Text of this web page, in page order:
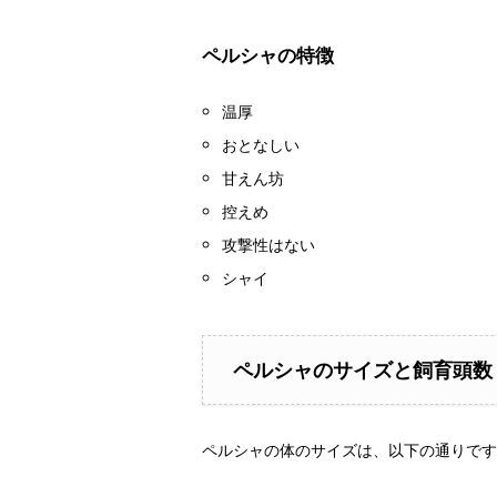
ペルシャの特徴
温厚
おとなしい
甘えん坊
控えめ
攻撃性はない
シャイ
ペルシャのサイズと飼育頭数
ペルシャの体のサイズは、以下の通りで